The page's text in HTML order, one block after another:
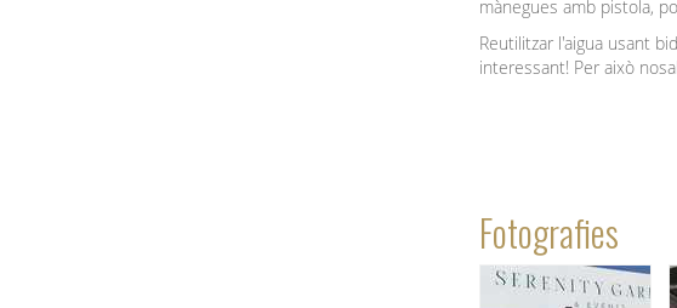
mànegues amb pistola,
Reutilitzar l'aigua usant
interessant! Per això
Fotografies